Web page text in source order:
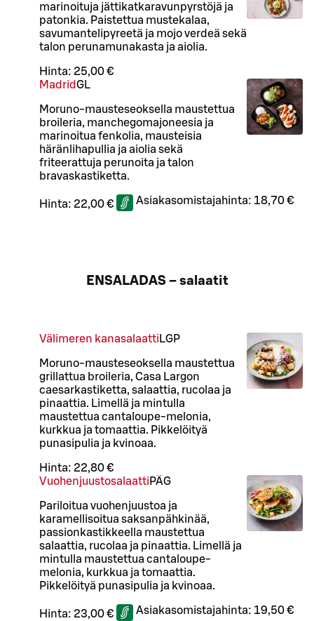
marinoituja jättikatkaravunpyrstöjä ja
patonkia. Paistettua mustekalaa,
savumantelipyreetä ja mojo verdeä sekä
talon perunamunakasta ja aiolia.
Hinta: 25,00 €
MadridGL
Moruno-mausteseoksella maustettua
broileria, manchegomajoneesia ja
marinoitua fenkolia, mausteisia
häränlihapullia ja aiolia sekä
friteerattuja perunoita ja talon
bravaskastiketta.
Hinta: 22,00 € Asiakasomistajahinta: 18,70 €
ENSALADAS – salaatit
Välimeren kanasalaatti LGP
Moruno-mausteseoksella maustettua
grillattua broileria, Casa Largon
caesarkastiketta, salaattia, rucolaa ja
pinaattia. Limellä ja mintulla
maustettua cantaloupe-melonia,
kurkkua ja tomaattia. Pikkelöityä
punasipulia ja kvinoaa.
Hinta: 22,80 €
Vuohenjuustosalaatti PÄG
Pariloitua vuohenjuustoa ja
karamellisoitua saksanpähkinää,
passionkastikkeella maustettua
salaattia, rucolaa ja pinaattia. Limellä ja
mintulla maustettua cantaloupe-
melonia, kurkkua ja tomaattia.
Pikkelöityä punasipulia ja kvinoaa.
Hinta: 23,00 € Asiakasomistajahinta: 19,50 €